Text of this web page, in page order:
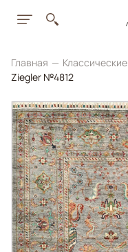
Главная Классические
Ziegler №4812